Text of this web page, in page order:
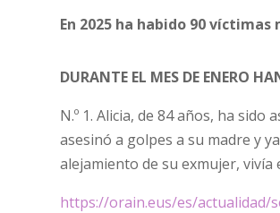
En 2025 ha habido 90
DURANTE EL MES DE ENERO
N.º 1. Alicia, de 84 años, ha
asesinó a golpes a su madre y
alejamiento de su exmujer,
https://orain.eus/es/actualidad/